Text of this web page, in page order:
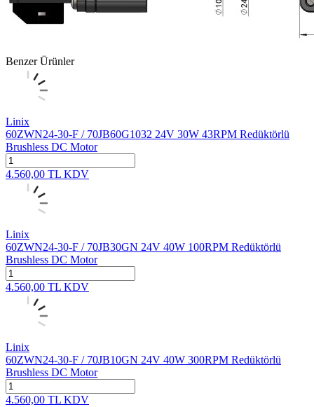
Benzer Ürünler
Linix
60ZWN24-30-F / 70JB60G1032 24V 30W 43RPM Redüktörlü
Brushless DC Motor
4.560,00 TL KDV
Linix
60ZWN24-30-F / 70JB30GN 24V 40W 100RPM Redüktörlü
Brushless DC Motor
4.560,00 TL KDV
Linix
60ZWN24-30-F / 70JB10GN 24V 40W 300RPM Redüktörlü
Brushless DC Motor
4.560,00 TL KDV